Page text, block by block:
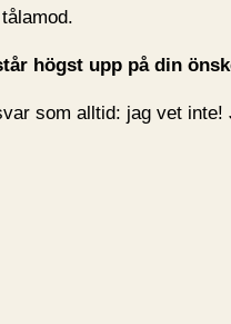
högst upp på din
som alltid: jag vet